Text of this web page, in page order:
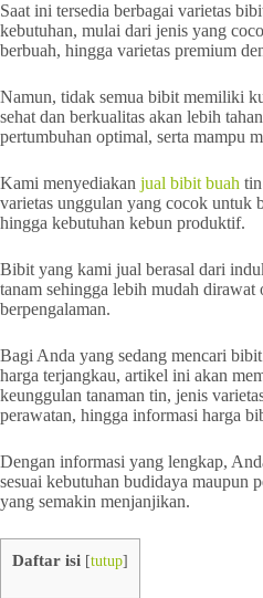
Saat ini tersedia berbagai varietas
kebutuhan, mulai dari jenis yang
berbuah, hingga varietas premium
Namun, tidak semua bibit memiliki
sehat dan berkualitas akan lebih
pertumbuhan optimal, serta mampu
Kami menyediakan jual bibit buah
varietas unggulan yang cocok untuk
hingga kebutuhan kebun produktif.
Bibit yang kami jual berasal dari
tanam sehingga lebih mudah dirawat
berpengalaman.
Bagi Anda yang sedang mencari
harga terjangkau, artikel ini akan
keunggulan tanaman tin, jenis
perawatan, hingga informasi harga
Dengan informasi yang lengkap,
sesuai kebutuhan budidaya maupun
yang semakin menjanjikan.
Daftar isi [tutup]